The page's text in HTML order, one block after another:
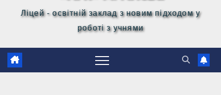
Ліцей - освітній заклад з новим підходом у
роботі з учнями